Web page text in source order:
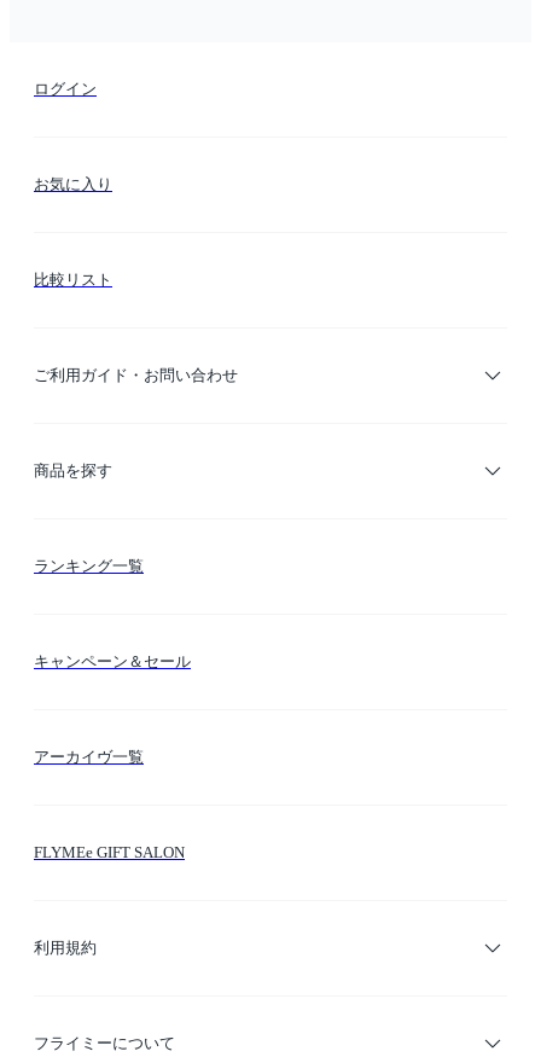
ログイン
お気に入り
比較リスト
ご利用ガイド・お問い合わせ
ご利用ガイド
商品を探す
カテゴリー検索
ランキング一覧
キャンペーン＆セール
アーカイヴ一覧
FLYMEe GIFT SALON
利用規約
利用規約
フライミーについて